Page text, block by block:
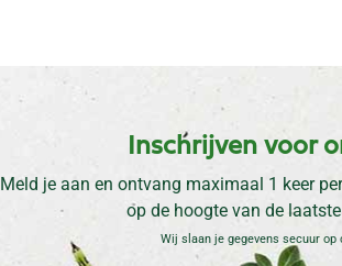
Inschrijven voor
Meld je aan en ontvang maximaal 1 keer
op de hoogte van de
Wij slaan je gegevens secuur op